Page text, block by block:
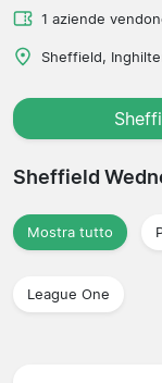
1 aziende
Sheffield,
Sheffield
Mostra tutto
League One